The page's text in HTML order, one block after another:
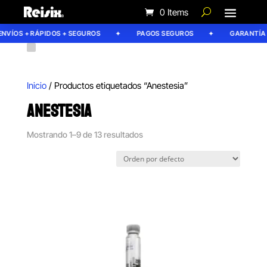
0 Items
+ RÁPIDOS + SEGUROS PAGOS SEGUROS GARANTÍA
Inicio/ Productos etiquetados “Anestesia”
ANESTESIA
Mostrando 1–9 de 13 resultados